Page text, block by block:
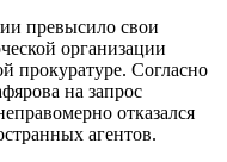
превысило свои
организации
прокуратуре. Согласно
на запрос
отказался
агентов.